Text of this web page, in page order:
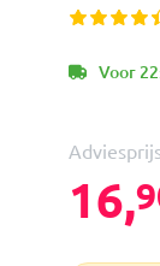
Voor
16,